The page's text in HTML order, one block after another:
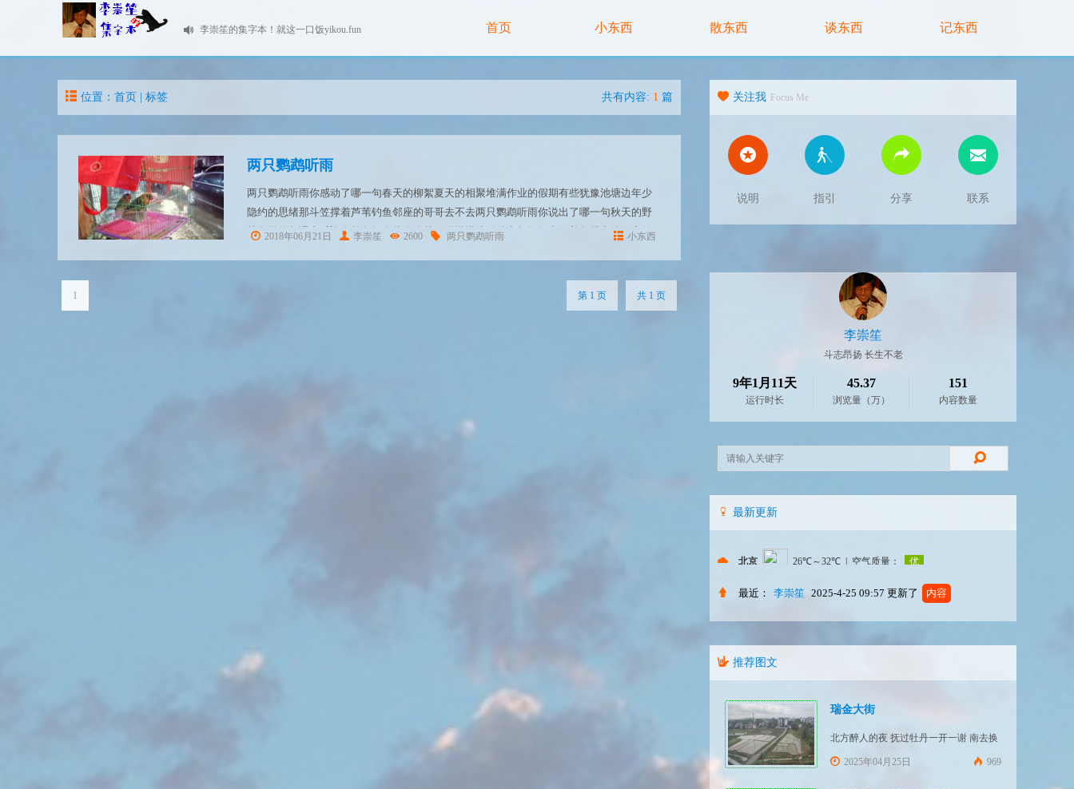
李崇笙的集字本！就这一口饭yikou.fun 首页 小东西 散东西 谈东西 记东西
位置：首页 | 标签 共有内容: 1 篇
两只鹦鹉听雨
两只鹦鹉听雨你感动了哪一句春天的柳絮夏天的相聚堆满作业的假期有些犹豫池塘边年少
隐约的思绪那斗笠撑着芦苇钓鱼邻座的哥哥去不去两只鹦鹉听雨你说出了哪一句秋天的野
菊冬天的相遇充斥迎合的拜贺有些多余节日里懵懂绽放的意趣那烟火画着勾股定律邻座的
2018年06月21日 李崇笙 2600 两只鹦鹉听雨 小东西
第 1 页 共 1 页
1
关注我 Focus Me
说明 指引 分享 联系
李崇笙
斗志昂扬 长生不老
9年1月11天
运行时长
45.37
浏览量（万）
151
内容数量
最新更新
最近： 李崇笙 2025-4-25 09:57 更新了 内容
推荐图文
瑞金大街
北方醉人的夜 抚过牡丹一开一谢 南去换
上的鞋 跳过铁轨一节一节 淌过绵江的梦
2025年04月25日 969